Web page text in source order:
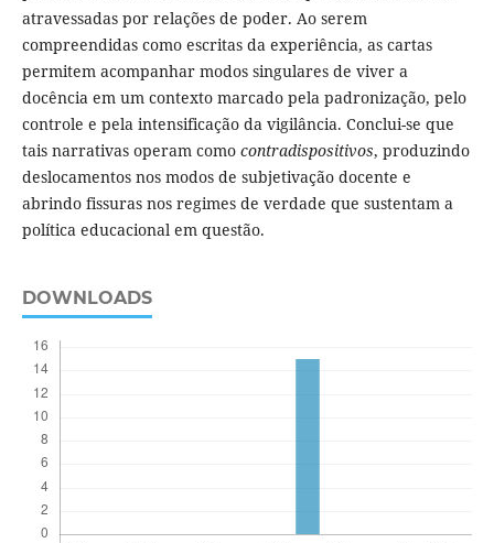
atravessadas por relações de poder. Ao serem
compreendidas como escritas da experiência, as cartas
permitem acompanhar modos singulares de viver a
docência em um contexto marcado pela padronização, pelo
controle e pela intensificação da vigilância. Conclui-se que
tais narrativas operam como contradispositivos, produzindo
deslocamentos nos modos de subjetivação docente e
abrindo fissuras nos regimes de verdade que sustentam a
política educacional em questão.
DOWNLOADS